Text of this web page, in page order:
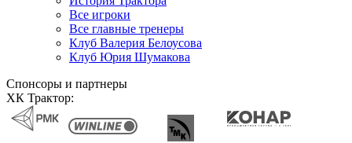
Все игроки
Все главные тренеры
Клуб Валерия Белоусова
Клуб Юрия Шумакова
Спонсоры и партнеры
ХК Трактор: